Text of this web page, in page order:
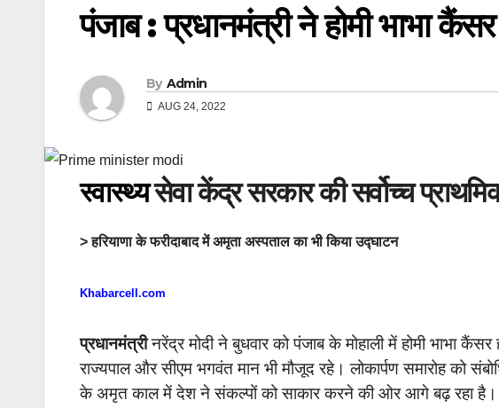
पंजाब : प्रधानमंत्री ने होमी भाभा
By Admin
AUG 24, 2022
स्वास्थ्यसेवा केंद्र सरकार की सर्वोच्च
> हरियाणा के फरीदाबाद में अमृता अस्पताल का भी किया उद्घाटन
Khabarcell.com
प्रधानमंत्रीनरेंद्र मोदी ने बुधवार को पंजाब के मोहाली में होमी भाभा
राज्यपाल और सीएम भगवंत मान भी मौजूद रहे। लोकार्पण समारोह को
के अमृत काल में देश ने संकल्पों को साकार करने की ओर आगे बढ़ रहा है।